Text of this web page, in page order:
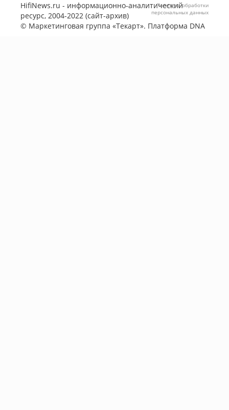
HifiNews.ru - информационно-аналитический
ресурс, 2004-2022 (сайт-архив)
© Маркетинговая группа «Текарт». Платформа DNA
Политика обработки
персональных данных